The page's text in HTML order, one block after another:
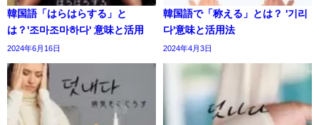
韓国語「はらはらする」と
は？'조마조마하다' 意味と活用
2024年6月16日
韓国語で「称える」とは？ '기리
다'意味と活用法
2024年4月3日